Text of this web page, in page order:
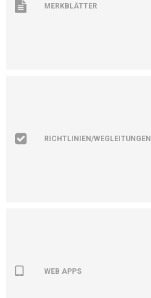
MERKBLÄTTER
RICHTLINIEN/WEGLEITUNGEN
WEB APPS